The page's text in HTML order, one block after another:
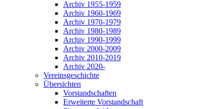
Archiv 1955-1959
Archiv 1960-1969
Archiv 1970-1979
Archiv 1980-1989
Archiv 1990-1999
Archiv 2000-2009
Archiv 2010-2019
Archiv 2020-
Vereinsgeschichte
Übersichten
Vorstandschaften
Erweiterte Vorstandschaft